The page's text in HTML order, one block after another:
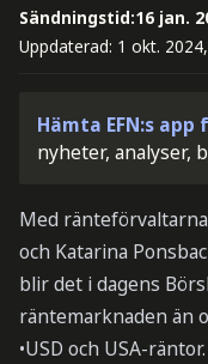
Sändningstid:16 jan.
Uppdaterad: 1 okt.
Hämta EFN:s app
nyheter, analyser,
Med
och Katarina
blir det i dagens
räntemarknaden än
•USD och USA-räntor.